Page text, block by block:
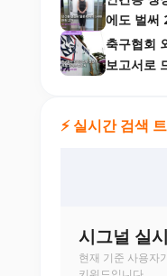
에도 벌써
축구협회
보고서로
⚡ 실시간 검색